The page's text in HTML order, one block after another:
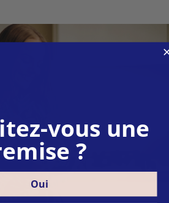
vous une
?
Oui